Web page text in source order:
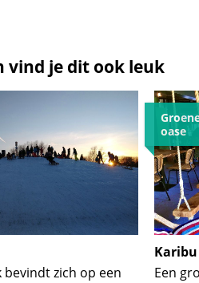
vind je dit ook leuk
zich op een
Karibu
Een
oase